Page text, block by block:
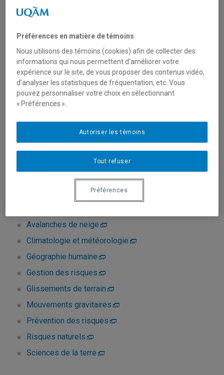
Unité:Département de géographie
Téléphone: (514) 987-3000 poste 7096
: Français, Anglais
Domaines d'expertise
Avalanches de neige
Climatologie et météorologie
Géographie humaine
Gestion des risques
Glissements de terrain
Mouvements gravitaires
Prévention des risques
Risques naturels
Sciences de la terre
Préférences en matière de témoins
Nous utilisons des témoins (cookies) afin de collecter des
informations qui nous permettent d’améliorer votre
expérience sur le site, de vous proposer des contenus vidéo,
d’analyser les statistiques de fréquentation, etc. Vous
pouvez personnaliser votre choix en sélectionnant
« Préférences ».
Tout refuser
Autoriser les témoins
Préférences